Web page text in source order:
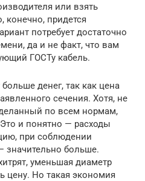
или взять
конечно, придется
потребует достаточно
да и не факт, что вам
ГОСТу кабель.
денег, так как цена
сечения. Хотя, не
по всем нормам,
и понятно — расходы
при соблюдении
значительно больше.
уменьшая диаметр
цену. Но такая экономия